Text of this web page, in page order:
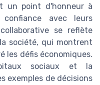
un point d'honneur à
avec leurs
se reflète
société, qui montrent
les défis économiques.
sociaux et la
exemples de décisions